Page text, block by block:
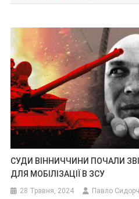
СУДИ ВІННИЧЧИНИ ПОЧАЛИ
ДЛЯ МОБІЛІЗАЦІЇ В ЗСУ
28 Травня, 2024 Павло